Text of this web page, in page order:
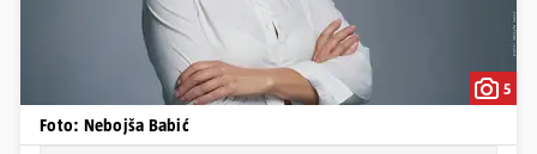
5
Foto: Nebojša Babić